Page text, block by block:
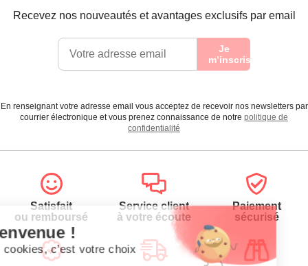
Recevez nos nouveautés et avantages exclusifs par email
Je
m’inscris
En renseignant votre adresse email vous acceptez de recevoir nos newsletters par
courrier électronique et vous prenez connaissance de notre politique de
confidentialité
Satisfait
ou remboursé
Service client
à votre écoute
Paiement
sécurisé